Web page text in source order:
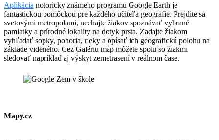
Aplikácia notoricky známeho programu Google Earth je
fantastickou pomôckou pre každého učiteľa geografie. Prejdite sa
svetovými metropolami, nechajte žiakov spoznávať vybrané
pamiatky a prírodné lokality na dotyk prsta. Zadajte žiakom
vyhľadať sopky, pohoria, rieky a opísať ich geografickú polohu na
základe videného. Cez Galériu máp môžete spolu so žiakmi
sledovať napríklad aj výskyt zemetrasení v reálnom čase.
Mapy.cz